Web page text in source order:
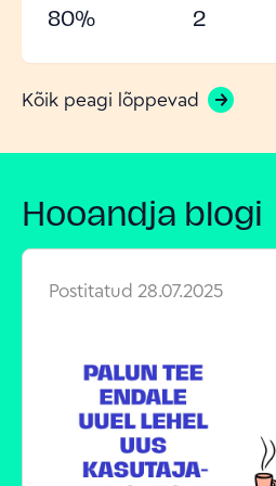
80% 2
Kõik peagi lõppevad
Hooandja blogi
Postitatud 28.07.2025